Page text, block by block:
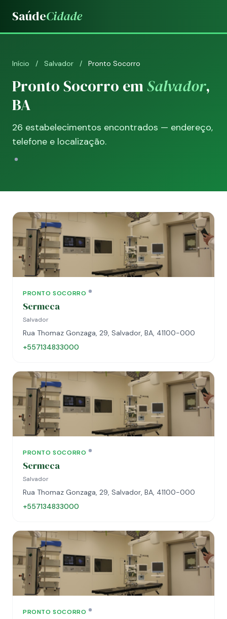
SaúdeCidade
Início / Salvador / Pronto Socorro
Pronto Socorro emSalvador,
BA
26 estabelecimentos encontrados — endereço,
telefone e localização.
PRONTO SOCORRO
Sermeca
Salvador
Rua Thomaz Gonzaga, 29, Salvador, BA, 41100-000
+557134833000
PRONTO SOCORRO
Sermeca
Salvador
Rua Thomaz Gonzaga, 29, Salvador, BA, 41100-000
+557134833000
PRONTO SOCORRO